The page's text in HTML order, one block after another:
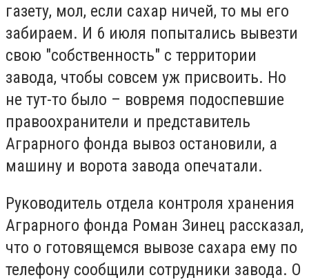
газету, мол, если сахар ничей, то мы его
забираем. И 6 июля попытались вывезти
свою "собственность" с территории
завода, чтобы совсем уж присвоить. Но
не тут-то было – вовремя подоспевшие
правоохранители и представитель
Аграрного фонда вывоз остановили, а
машину и ворота завода опечатали.
Руководитель отдела контроля хранения
Аграрного фонда Роман Зинец рассказал,
что о готовящемся вывозе сахара ему по
телефону сообщили сотрудники завода. О